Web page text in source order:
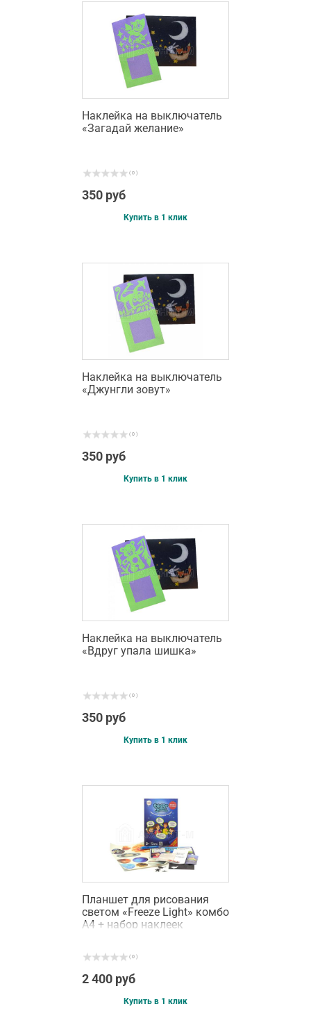
Наклейка на выключатель
«Загадай желание»
( 0 )
350 руб
Купить в 1 клик
Наклейка на выключатель
«Джунгли зовут»
( 0 )
350 руб
Купить в 1 клик
Наклейка на выключатель
«Вдруг упала шишка»
( 0 )
350 руб
Купить в 1 клик
Планшет для рисования
светом «Freeze Light» комбо
А4 + набор наклеек
( 0 )
2 400 руб
Купить в 1 клик